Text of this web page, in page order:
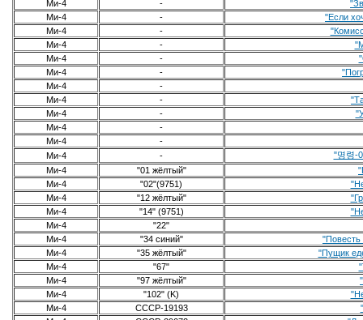
Ми-4
-
Ми-4
-
"Если
Ми-4
-
Ми-4
-
Ми-4
-
Ми-4
-
Ми-4
-
Ми-4
-
Ми-4
-
Ми-4
-
Ми-4
-
Ми-4
-
"명령-
Ми-4
"01 жёлтый"
Ми-4
"02"(9751)
Ми-4
"12 жёлтый"
Ми-4
"14" (9751)
Ми-4
"22"
Ми-4
"34 синий"
Ми-4
"35 жёлтый"
"Пущик
Ми-4
"67"
Ми-4
"97 жёлтый"
Ми-4
"102" (K)
Ми-4
CCCP-19193